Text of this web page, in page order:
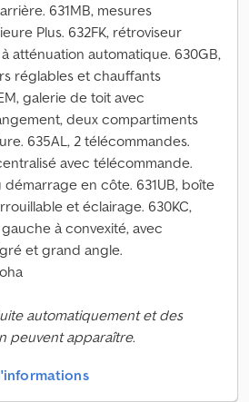
631MB, mesures
Plus. 632FK, rétroviseur
atténuation automatique. 630GB,
réglables et chauffants
galerie de toit avec
deux compartiments
635AL, 2 télécommandes.
avec télécommande.
démarrage en côte. 631UB, boîte
et éclairage. 630KC,
à convexité, avec
et grand angle.
automatiquement et des
peuvent apparaître.